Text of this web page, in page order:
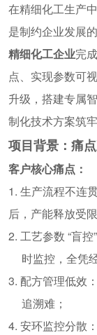
在精细化工生产中
是制约企业发展
精细化工企业完
点、实现参数可
升级，搭建专属
制化技术方案筑
项目背景：痛
客户核心痛点：
1. 生产流程不连
后，产能释放受限
2. 工艺参数 “盲控”
时监控，全凭
3. 配方管理低效
追溯难；
4. 安环监控分散